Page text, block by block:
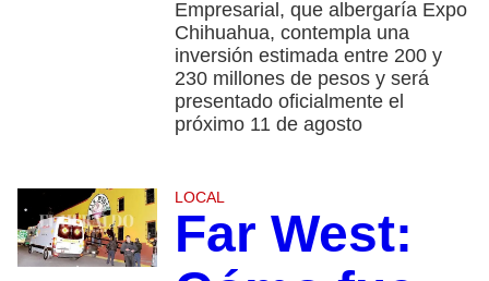
Empresarial, que albergaría Expo
Chihuahua, contempla una
inversión estimada entre 200 y
230 millones de pesos y será
presentado oficialmente el
próximo 11 de agosto
LOCAL
Far West: